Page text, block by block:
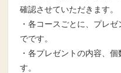
確認させていただきます。
・各コースごとに、プレ
でです。
・各プレゼントの内容、
す。